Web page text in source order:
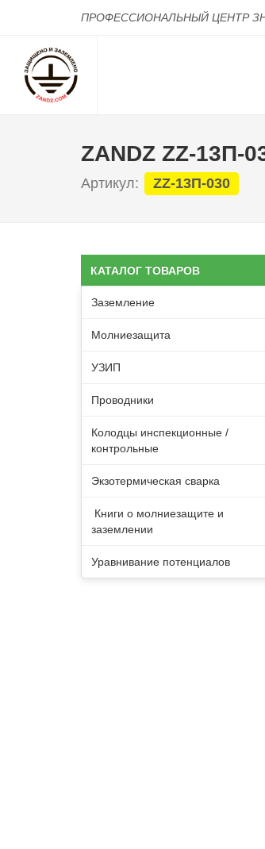
ПРОФЕССИОНАЛЬНЫЙ ЦЕНТР
ZANDZ ZZ-
Артикул: ZZ-13П-030
КАТАЛОГ ТОВАРОВ
Заземление
Молниезащита
УЗИП
Проводники
Колодцы инспекционные /
контрольные
Экзотермическая сварка
Книги о молниезащите и
заземлении
Уравнивание потенциалов